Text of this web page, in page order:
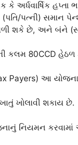
કે અર્ધવાર્ષિક હપ્તા
પત્ની) સમાન
મળી શકે છે, અને બંને
કલમ 80CCD હેઠળ
Payers) આ
ખોલાવી શકાય છે.
નિયમન